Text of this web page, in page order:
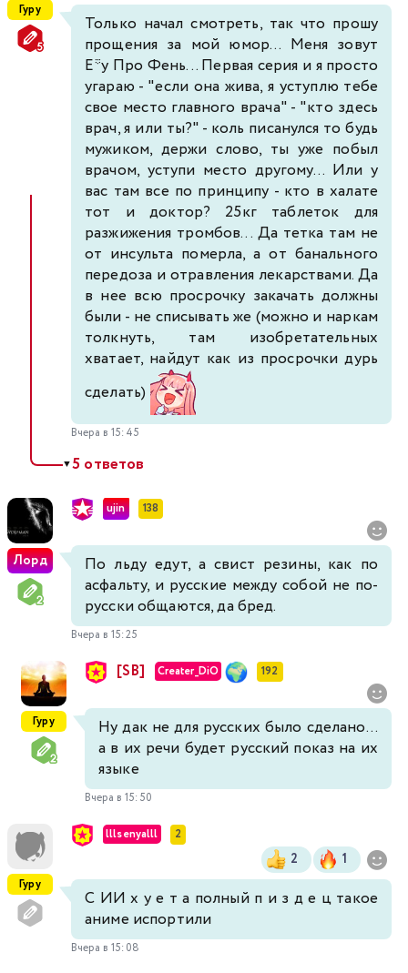
Гуру
Только начал смотреть, так что прошу
прощения за мой юмор... Меня зовут
Е*у Про Фень... Первая серия и я просто
угараю - "если она жива, я уступлю тебе
свое место главного врача" - "кто здесь
врач, я или ты?" - коль писанулся то будь
мужиком, держи слово, ты уже побыл
врачом, уступи место другому... Или у
вас там все по принципу - кто в халате
тот и доктор? 25кг таблеток для
разжижения тромбов... Да тетка там не
от инсульта померла, а от банального
передоза и отравления лекарствами. Да
в нее всю просрочку закачать должны
были - не списывать же (можно и наркам
толкнуть, там изобретательных
хватает, найдут как из просрочки дурь
сделать)
Вчера в 15:45
▼5 ответов
Лорд
ujin 138
По льду едут, а свист резины, как по
асфальту, и русские между собой не по-
русски общаются, да бред.
Вчера в 15:25
Гуру
[SB] Creater_DiO 192
Ну дак не для русских было сделано...
а в их речи будет русский показ на их
языке
Вчера в 15:50
Гуру
lllsenyalll 2
2 1
С ИИ х у е т а полный п и з д е ц такое
аниме испортили
Вчера в 15:08